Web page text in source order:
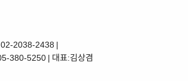
02-2038-2438 |
380-5250 | 대표:김상겸